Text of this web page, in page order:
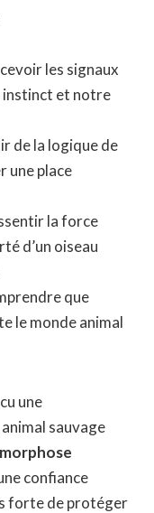
les signaux
instinct et notre
de la logique de
une place
la force
d’un oiseau
que
le monde animal
une
sauvage
confiance
forte de protéger